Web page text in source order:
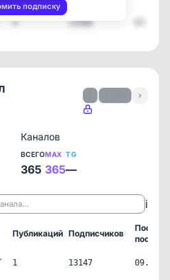
4 15486
подписку
›
Каналов
ВСЕГО
365
MAX
365
TG
—
ℹ️
Публикаций Подписчиков
пост
|…
1 13147